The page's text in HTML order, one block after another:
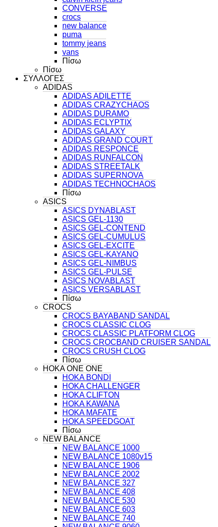
CONVERSE
crocs
new balance
puma
tommy jeans
vans
Πίσω
Πίσω
ΣΥΛΛΟΓΕΣ
ADIDAS
ADIDAS ADILETTE
ADIDAS CRAZYCHAOS
ADIDAS DURAMO
ADIDAS ECLYPTIX
ADIDAS GALAXY
ADIDAS GRAND COURT
ADIDAS RESPONCE
ADIDAS RUNFALCON
ADIDAS STREETALK
ADIDAS SUPERNOVA
ADIDAS TECHNOCHAOS
Πίσω
ASICS
ASICS DYNABLAST
ASICS GEL-1130
ASICS GEL-CONTEND
ASICS GEL-CUMULUS
ASICS GEL-EXCITE
ASICS GEL-KAYANO
ASICS GEL-NIMBUS
ASICS GEL-PULSE
ASICS NOVABLAST
ASICS VERSABLAST
Πίσω
CROCS
CROCS BAYABAND SANDAL
CROCS CLASSIC CLOG
CROCS CLASSIC PLATFORM CLOG
CROCS CROCBAND CRUISER SANDAL
CROCS CRUSH CLOG
Πίσω
HOKA ONE ONE
HOKA BONDI
HOKA CHALLENGER
HOKA CLIFTON
HOKA KAWANA
HOKA MAFATE
HOKA SPEEDGOAT
Πίσω
NEW BALANCE
NEW BALANCE 1000
NEW BALANCE 1080v15
NEW BALANCE 1906
NEW BALANCE 2002
NEW BALANCE 327
NEW BALANCE 408
NEW BALANCE 530
NEW BALANCE 603
NEW BALANCE 740